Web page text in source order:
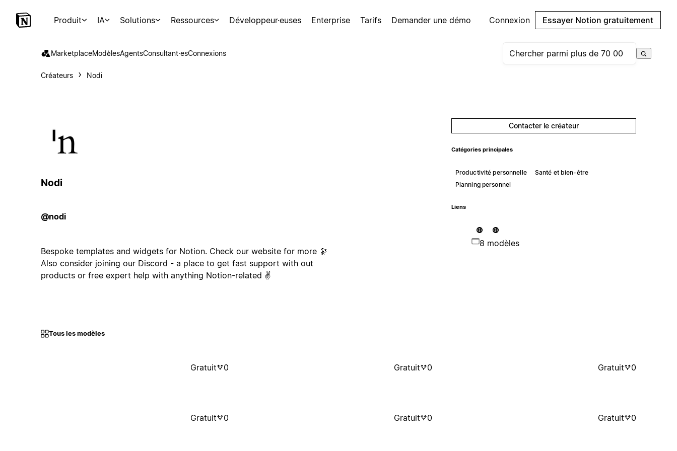
Produit IA Solutions Ressources Développeur·euses Enterprise Tarifs Demander une démo Connexion Essayer Notion gratuitement
MarketplaceModèlesAgentsConsultant·esConnexions
Créateurs Nodi
Nodi
@nodi
Bespoke templates and widgets for Notion. Check our website for more 🔭
Also consider joining our Discord - a place to get fast support with out
products or free expert help with anything Notion-related ✌️
Contacter le créateur
Catégories principales
Productivité personnelle
Santé et bien-être
Planning personnel
Liens
8 modèles
Tous les modèles
Gratuit 0 Gratuit 0 Gratuit 0
Gratuit 0 Gratuit 0 Gratuit 0